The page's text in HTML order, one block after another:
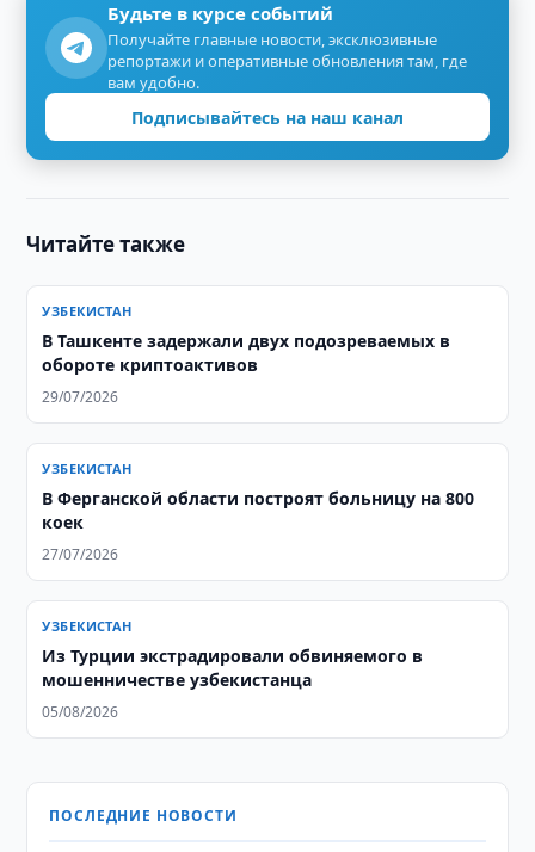
Будьте в курсе событий
Получайте главные новости, эксклюзивные
репортажи и оперативные обновления там, где
вам удобно.
Подписывайтесь на наш канал
Читайте также
УЗБЕКИСТАН
В Ташкенте задержали двух подозреваемых в
обороте криптоактивов
29/07/2026
УЗБЕКИСТАН
В Ферганской области построят больницу на 800
коек
27/07/2026
УЗБЕКИСТАН
Из Турции экстрадировали обвиняемого в
мошенничестве узбекистанца
05/08/2026
ПОСЛЕДНИЕ НОВОСТИ